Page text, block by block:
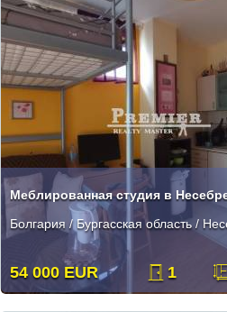
Болгария / Бургасская область /
54 000 EUR 1